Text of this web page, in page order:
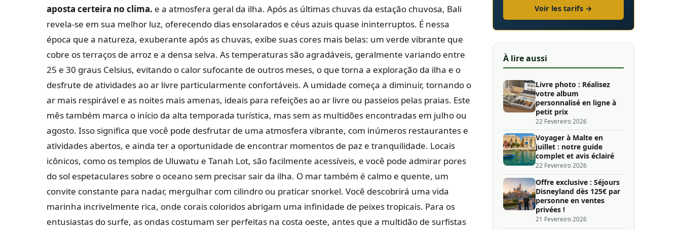
aposta certeira no clima. e a atmosfera geral da ilha. Após as últimas chuvas da estação chuvosa, Bali
revela-se em sua melhor luz, oferecendo dias ensolarados e céus azuis quase ininterruptos. É nessa
época que a natureza, exuberante após as chuvas, exibe suas cores mais belas: um verde vibrante que
cobre os terraços de arroz e a densa selva. As temperaturas são agradáveis, geralmente variando entre
25 e 30 graus Celsius, evitando o calor sufocante de outros meses, o que torna a exploração da ilha e o
desfrute de atividades ao ar livre particularmente confortáveis. A umidade começa a diminuir, tornando o
ar mais respirável e as noites mais amenas, ideais para refeições ao ar livre ou passeios pelas praias. Este
mês também marca o início da alta temporada turística, mas sem as multidões encontradas em julho ou
agosto. Isso significa que você pode desfrutar de uma atmosfera vibrante, com inúmeros restaurantes e
atividades abertos, e ainda ter a oportunidade de encontrar momentos de paz e tranquilidade. Locais
icônicos, como os templos de Uluwatu e Tanah Lot, são facilmente acessíveis, e você pode admirar pores
do sol espetaculares sobre o oceano sem precisar sair da ilha. O mar também é calmo e quente, um
convite constante para nadar, mergulhar com cilindro ou praticar snorkel. Você descobrirá uma vida
marinha incrivelmente rica, onde corais coloridos abrigam uma infinidade de peixes tropicais. Para os
entusiastas do surfe, as ondas costumam ser perfeitas na costa oeste, antes que a multidão de surfistas
Voir les tarifs →
À lire aussi
Livre photo : Réalisez
votre album
personnalisé en ligne à
petit prix
22 Fevereiro 2026
Voyager à Malte en
juillet : notre guide
complet et avis éclairé
22 Fevereiro 2026
Offre exclusive : Séjours
Disneyland dès 125€ par
personne en ventes
privées !
21 Fevereiro 2026